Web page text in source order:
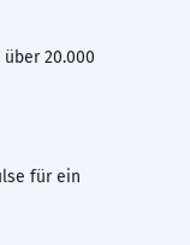
20.000
für ein